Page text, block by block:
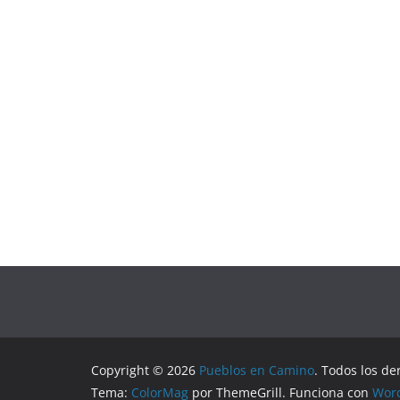
Copyright © 2026 Pueblos en Camino. Todos los
Tema: ColorMag por ThemeGrill. Funciona con